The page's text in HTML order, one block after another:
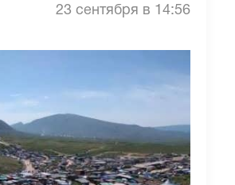
23 сентября в 14:56